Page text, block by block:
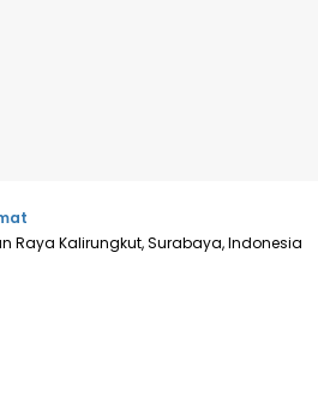
Raya Kalirungkut, Surabaya, Indonesia